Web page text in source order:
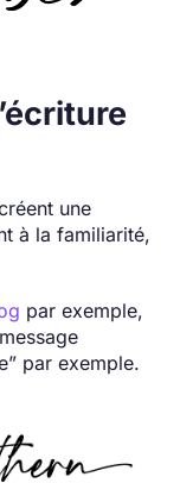
une
à la familiarité,
par exemple,
par exemple.